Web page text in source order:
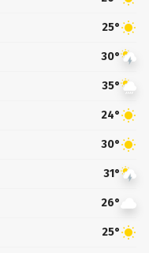
25°
30°
35°
24°
30°
31°
26°
25°